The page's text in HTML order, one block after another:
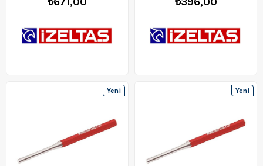
Yeni
Yeni